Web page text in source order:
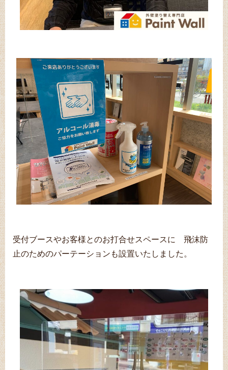
受付ブースやお客様とのお打合せスペースに 飛沫防
止のためのパーテーションも設置いたしました。